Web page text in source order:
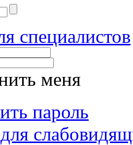
специалистов
меня
пароль